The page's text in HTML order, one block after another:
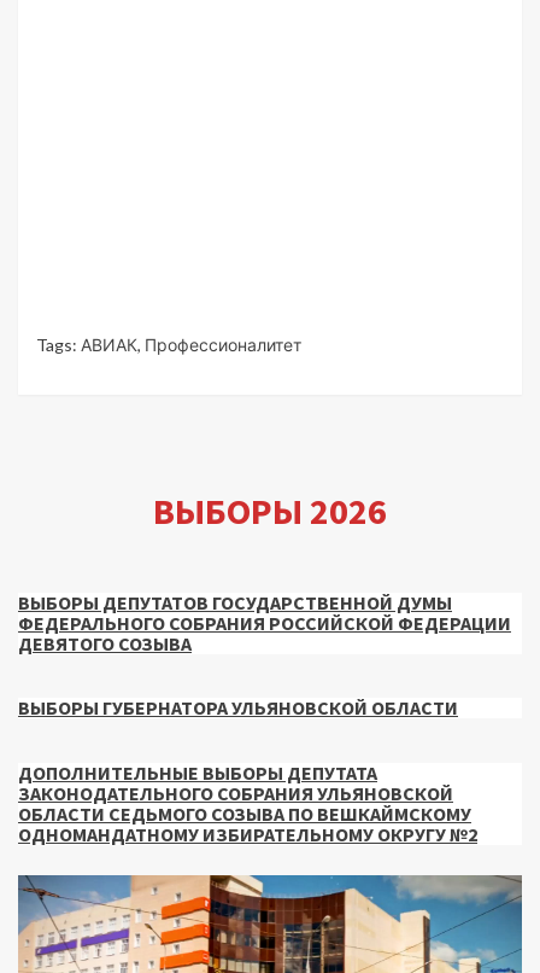
Tags: АВИАК, Профессионалитет
ВЫБОРЫ 2026
ВЫБОРЫ ДЕПУТАТОВ ГОСУДАРСТВЕННОЙ ДУМЫ
ФЕДЕРАЛЬНОГО СОБРАНИЯ РОССИЙСКОЙ ФЕДЕРАЦИИ
ДЕВЯТОГО СОЗЫВА
ВЫБОРЫ ГУБЕРНАТОРА УЛЬЯНОВСКОЙ ОБЛАСТИ
ДОПОЛНИТЕЛЬНЫЕ ВЫБОРЫ ДЕПУТАТА
ЗАКОНОДАТЕЛЬНОГО СОБРАНИЯ УЛЬЯНОВСКОЙ
ОБЛАСТИ СЕДЬМОГО СОЗЫВА ПО ВЕШКАЙМСКОМУ
ОДНОМАНДАТНОМУ ИЗБИРАТЕЛЬНОМУ ОКРУГУ №2